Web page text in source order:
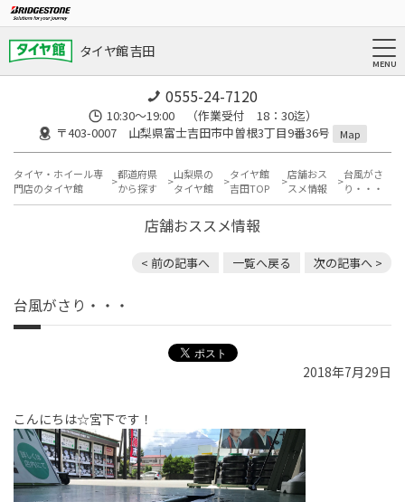
タイヤ館 吉田
0555-24-7120
10:30～19:00 （作業受付 18：30迄）
〒403-0007 山梨県富士吉田市中曽根3丁目9番36号
Map
タイヤ・ホイール専
門店のタイヤ館
都道府県
から探す
山梨県の
タイヤ館
タイヤ館
吉田TOP
店舗おス
スメ情報
台風がさ
り・・・
店舗おススメ情報
< 前の記事へ 一覧へ戻る 次の記事へ >
台風がさり・・・
2018年7月29日
こんにちは☆宮下です！